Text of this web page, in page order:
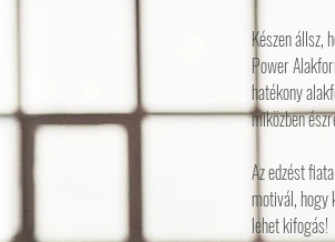
Készen állsz,
Power
hatékony
miközben
Az edzést
motivál, hogy
lehet kifogás!